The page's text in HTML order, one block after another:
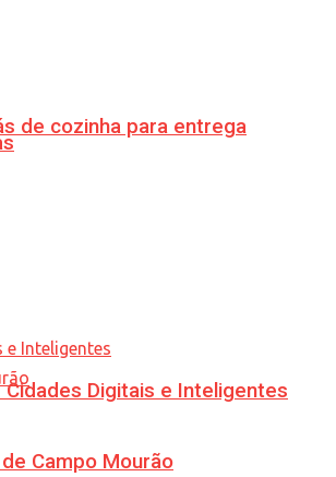
de cozinha para entrega
Campo Mourão
Digitais e Inteligentes